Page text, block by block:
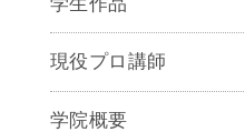
現役プロ講師
学院概要